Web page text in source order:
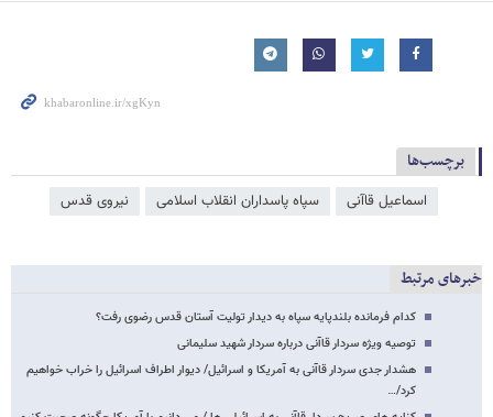
برچسب‌ها
اسماعیل قاآنی سپاه پاسداران انقلاب اسلامی نیروی قدس
خبرهای مرتبط
کدام فرمانده بلندپایه سپاه به دیدار تولیت آستان قدس رضوی رفت؟
توصیه ویژه سردار قاآنی درباره سردار شهید سلیمانی
هشدار جدی سردار قاآنی به آمریکا و اسرائیل/ دیوار اطراف اسرائیل را خراب خواهیم
کرد/…